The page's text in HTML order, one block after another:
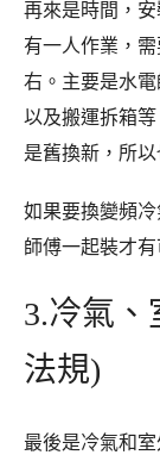
再來是時間，
有一人作業，
右。主要是水
以及搬運拆箱
是舊換新，所
如果要換變頻
師傅一起裝才
3.冷氣、
法規)
最後是冷氣和